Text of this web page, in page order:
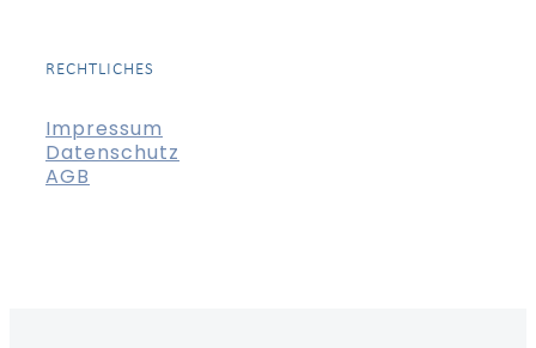
RECHTLICHES
Impressum
Datenschutz
AGB